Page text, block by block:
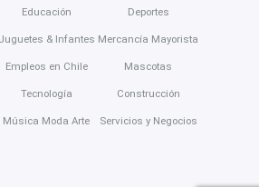
Educación
Juguetes & Infantes
Empleos en Chile
Tecnología
Música Moda Arte
Deportes
Mercancía Mayorista
Mascotas
Construcción
Servicios y Negocios